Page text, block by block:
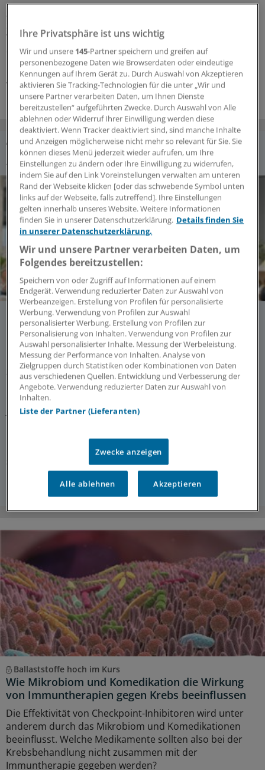
zentrales Credo, vor allem in der Medizin. Der Arzt und
Wissenschaftsjournalist erläutert, welche Gefahren
drohen, wenn man die Kommunikation den Falschen
überlässt, und zeigt auf, wie es besser geht.
Von Lamia Özgör 01.04.2026
AUSGEWÄHLTE BEST-OF-ABSTRACTS
54 Best-Practice-Empfehlungen zur
Palliativversorgung
Dr. rer. biol. hum. Julia Berendt,Uniklinikum Erlangen,
Koordinationsstelle Palliativmedizin im CCC-Netzwerk,
zeigt mit ihren Forschungsergebnissen, wie
Palliativversorgung in onkologischen Spitzenzentren
eingebunden werden kann. Die Empfehlungen werden
jetzt und in den nächsten Jahren in den Spitzenzentren
Krebshilfe geförderten Einrichtungen.
In Kooperation mit:Deutscher Krebsgesellschaft und
Stiftung Deutsche Krebshilfe
Ballaststoffe hoch im Kurs
Wie Mikrobiom und Komedikation die Wirkung
von Immuntherapien gegen Krebs beeinflussen
Die Effektivität von Checkpoint-Inhibitoren wird unter
anderem durch das Mikrobiom und Komedikationen
beeinflusst. Welche Medikamente sollten also bei der
Krebsbehandlung nicht zusammen mit der
Immuntherapie gegeben werden?
Ihre Privatsphäre ist uns wichtig
Wir und unsere 145-Partner speichern und greifen auf
personenbezogene Daten wie Browserdaten oder eindeutige
Kennungen auf Ihrem Gerät zu. Durch Auswahl von Akzeptieren
aktivieren Sie Tracking-Technologien für die unter „Wir und
unsere Partner verarbeiten Daten, um Ihnen Dienste
bereitzustellen“ aufgeführten Zwecke. Durch Auswahl von Alle
ablehnen oder Widerruf Ihrer Einwilligung werden diese
deaktiviert. Wenn Tracker deaktiviert sind, sind manche Inhalte
und Anzeigen möglicherweise nicht mehr so relevant für Sie. Sie
können dieses Menü jederzeit wieder aufrufen, um Ihre
Einstellungen zu ändern oder Ihre Einwilligung zu widerrufen,
indem Sie auf den Link Voreinstellungen verwalten am unteren
Rand der Webseite klicken [oder das schwebende Symbol unten
links auf der Webseite, falls zutreffend]. Ihre Einstellungen
gelten innerhalb unseres Website. Weitere Informationen
finden Sie in unserer Datenschutzerklärung. Details finden Sie
in unserer Datenschutzerklärung.
Wir und unsere Partner verarbeiten Daten, um
Folgendes bereitzustellen:
Speichern von oder Zugriff auf Informationen auf einem
Endgerät. Verwendung reduzierter Daten zur Auswahl von
Werbeanzeigen. Erstellung von Profilen für personalisierte
Werbung. Verwendung von Profilen zur Auswahl
personalisierter Werbung. Erstellung von Profilen zur
Personalisierung von Inhalten. Verwendung von Profilen zur
Auswahl personalisierter Inhalte. Messung der Werbeleistung.
Messung der Performance von Inhalten. Analyse von
Zielgruppen durch Statistiken oder Kombinationen von Daten
aus verschiedenen Quellen. Entwicklung und Verbesserung der
Angebote. Verwendung reduzierter Daten zur Auswahl von
Inhalten.
Liste der Partner (Lieferanten)
Zwecke anzeigen
Alle ablehnen Akzeptieren